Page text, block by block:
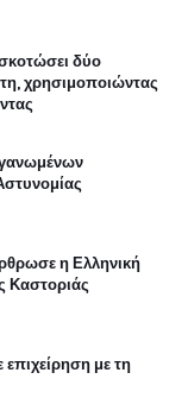
δύο
χρησιμοποιώντας
η Ελληνική
Καστοριάς
με τη